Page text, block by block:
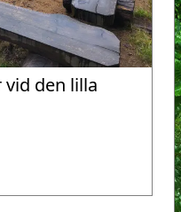
vid den lilla